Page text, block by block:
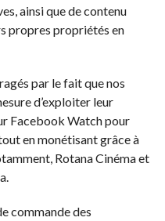
ainsi que de contenu
propres propriétés en
par le fait que nos
d’exploiter leur
Facebook Watch pour
en monétisant grâce à
Rotana Cinéma et
commande des